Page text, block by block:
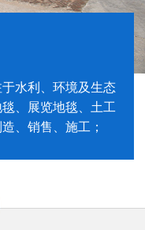
水利、环境及生态
、展览地毯、土工
、销售、施工；